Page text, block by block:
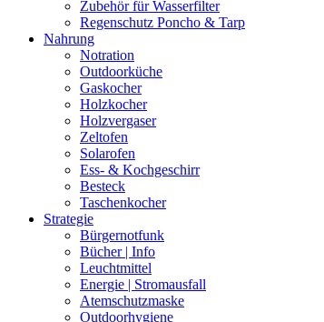
Zubehör für Wasserfilter
Regenschutz Poncho & Tarp
Nahrung
Notration
Outdoorküche
Gaskocher
Holzkocher
Holzvergaser
Zeltofen
Solarofen
Ess- & Kochgeschirr
Besteck
Taschenkocher
Strategie
Bürgernotfunk
Bücher | Info
Leuchtmittel
Energie | Stromausfall
Atemschutzmaske
Outdoorhygiene